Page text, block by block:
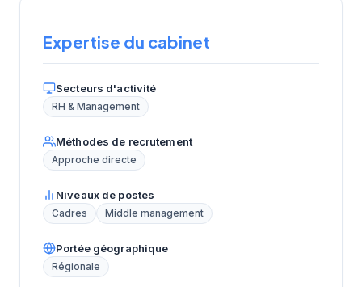
Expertise du cabinet
Secteurs d'activité
RH & Management
Méthodes de recrutement
Approche directe
Niveaux de postes
Cadres Middle management
Portée géographique
Régionale